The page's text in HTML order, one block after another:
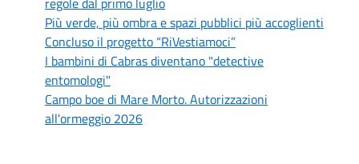
Più verde, più ombra e spazi pubblici più accoglienti
Concluso il progetto “RiVestiamoci”
I bambini di Cabras diventano "detective
entomologi"
Campo boe di Mare Morto. Autorizzazioni
all'ormeggio 2026